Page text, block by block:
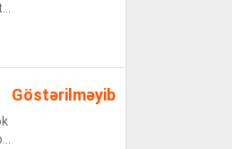
Göstərilməyib